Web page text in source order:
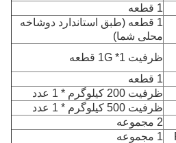
1 قطعه
1 قطعه (طبق استاندارد دوشاخه
محلی شما)
ظرفیت 1G *1 قطعه
1 قطعه
ظرفیت 200 کیلوگرم * 1 عدد
ظرفیت 500 کیلوگرم * 1 عدد
2 مجموعه
1 مجموعه